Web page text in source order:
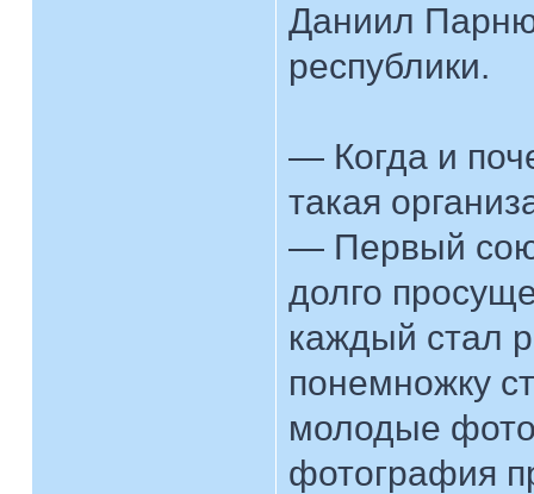
Даниил
республики.
— Когда и
такая
— Первый
долго
каждый стал
понемножку
молодые
фотография